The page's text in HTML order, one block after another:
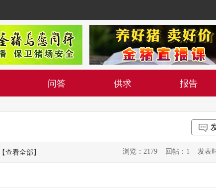
问答 供求 报告
【查看全部】 浏览：2179 回帖：1 发表时